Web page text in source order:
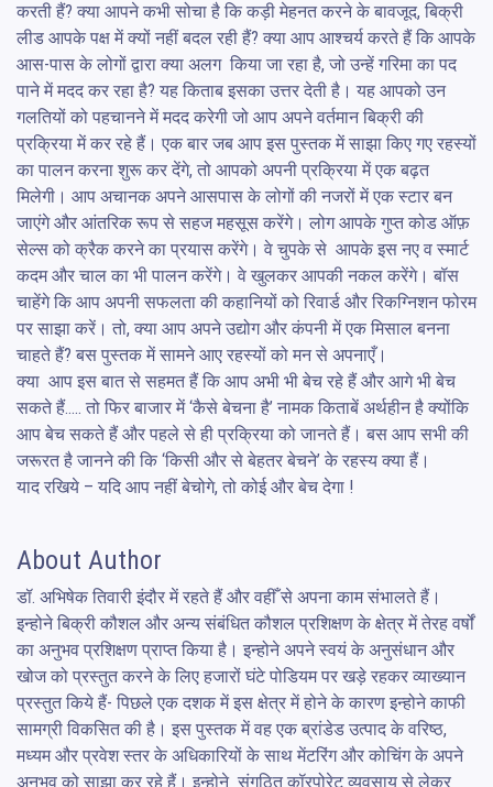
करती हैं? क्या आपने कभी सोचा है कि कड़ी मेहनत करने के बावजूद, बिक्री
लीड आपके पक्ष में क्यों नहीं बदल रही हैं? क्या आप आश्चर्य करते हैं कि आपके
आस-पास के लोगों द्वारा क्या अलग  किया जा रहा है, जो उन्हें गरिमा का पद
पाने में मदद कर रहा है? यह किताब इसका उत्तर देती है। यह आपको उन
गलतियों को पहचानने में मदद करेगी जो आप अपने वर्तमान बिक्री की
प्रक्रिया में कर रहे हैं। एक बार जब आप इस पुस्तक में साझा किए गए रहस्यों
का पालन करना शुरू कर देंगे, तो आपको अपनी प्रक्रिया में एक बढ़त
मिलेगी। आप अचानक अपने आसपास के लोगों की नजरों में एक स्टार बन
जाएंगे और आंतरिक रूप से सहज महसूस करेंगे। लोग आपके गुप्त कोड ऑफ़
सेल्स को क्रैक करने का प्रयास करेंगे। वे चुपके से  आपके इस नए व स्मार्ट
कदम और चाल का भी पालन करेंगे। वे खुलकर आपकी नकल करेंगे। बॉस
चाहेंगे कि आप अपनी सफलता की कहानियों को रिवार्ड और रिकग्निशन फोरम
पर साझा करें। तो, क्या आप अपने उद्योग और कंपनी में एक मिसाल बनना
चाहते हैं? बस पुस्तक में सामने आए रहस्यों को मन से अपनाएँ।
क्या  आप इस बात से सहमत हैं कि आप अभी भी बेच रहे हैं और आगे भी बेच
सकते हैं….. तो फिर बाजार में ‘कैसे बेचना है’ नामक किताबें अर्थहीन है क्योंकि
आप बेच सकते हैं और पहले से ही प्रक्रिया को जानते हैं। बस आप सभी की
जरूरत है जानने की कि ‘किसी और से बेहतर बेचने’ के रहस्य क्या हैं।
याद रखिये – यदि आप नहीं बेचोगे, तो कोई और बेच देगा !
About Author
डॉ. अभिषेक तिवारी इंदौर में रहते हैं और वहीँ से अपना काम संभालते हैं।
इन्होने बिक्री कौशल और अन्य संबंधित कौशल प्रशिक्षण के क्षेत्र में तेरह वर्षों
का अनुभव प्रशिक्षण प्राप्त किया है। इन्होने अपने स्वयं के अनुसंधान और
खोज को प्रस्तुत करने के लिए हजारों घंटे पोडियम पर खड़े रहकर व्याख्यान
प्रस्तुत किये हैं- पिछले एक दशक में इस क्षेत्र में होने के कारण इन्होने काफी
सामग्री विकसित की है। इस पुस्तक में वह एक ब्रांडेड उत्पाद के वरिष्ठ,
मध्यम और प्रवेश स्तर के अधिकारियों के साथ मेंटरिंग और कोचिंग के अपने
अनुभव को साझा कर रहे हैं। इन्होने  संगठित कॉरपोरेट व्यवसाय से लेकर